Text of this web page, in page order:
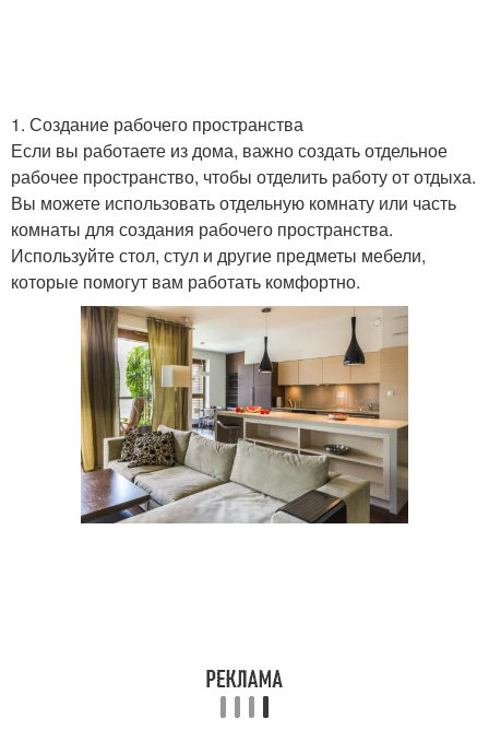
1. Создание рабочего пространства
Если вы работаете из дома, важно создать отдельное
рабочее пространство, чтобы отделить работу от отдыха.
Вы можете использовать отдельную комнату или часть
комнаты для создания рабочего пространства.
Используйте стол, стул и другие предметы мебели,
которые помогут вам работать комфортно.